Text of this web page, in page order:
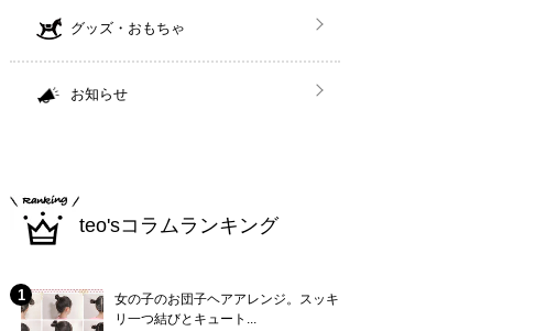
グッズ・おもちゃ
お知らせ
teo'sコラムランキング
女の子のお団子ヘアアレンジ。スッキ
リ一つ結びとキュート...